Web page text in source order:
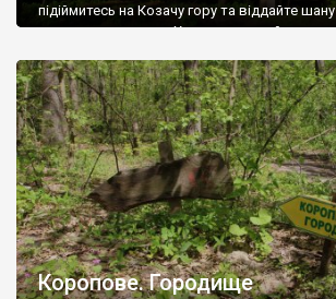
підіймитесь на Козачу гору та віддайте
пращурам-козакам. Хоч саме село й
якого зараз залишились лише руїни,
храмових стін. Заснували його у 1648 році
встановлено […]
Коропове. Городище